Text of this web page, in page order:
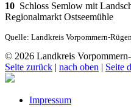
10 Schloss Semlow
Regionalmarkt Ostseemühle
Quelle: Landkreis Vorpommern-
© 2026 Landkreis
Seite zurück | nach oben | Seite
Impressum